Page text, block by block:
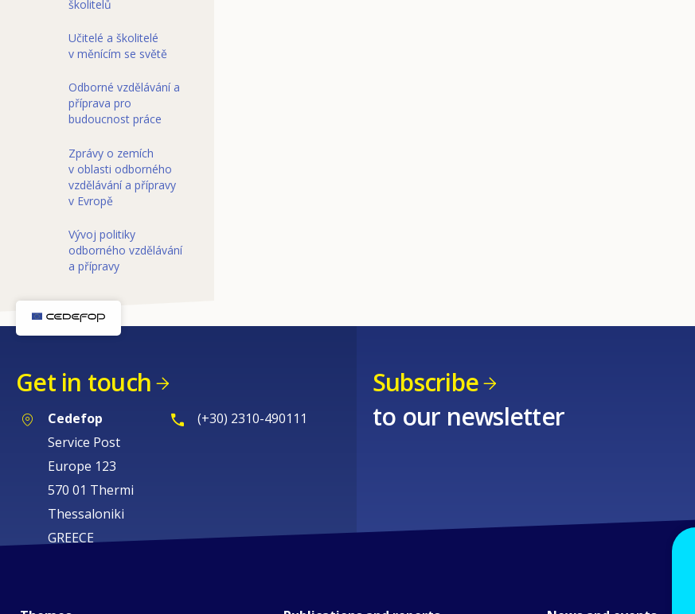
školitelů
Učitelé a školitelé
v měnícím se světě
Odborné vzdělávání a
příprava pro
budoucnost práce
Zprávy o zemích
v oblasti odborného
vzdělávání a přípravy
v Evropě
Vývoj politiky
odborného vzdělávání
a přípravy
Get in touch
Cedefop
Service Post
Europe 123
570 01 Thermi
Thessaloniki
GREECE
(+30) 2310-490111
Subscribe
to our newsletter